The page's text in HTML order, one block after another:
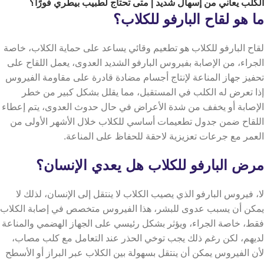
الكلب يعاني من إسهال شديد | متى تحتاج لطبيب بيطري فورًا؟
ما هو لقاح البارفو للكلاب؟
لقاح البارفو للكلاب هو تطعيم وقائي يساعد على حماية الكلاب، خاصة
الجراء، من الإصابة بفيروس البارفو الشديد العدوى، يعمل اللقاح على
تحفيز جهاز المناعة لإنتاج أجسام مضادة قادرة على مقاومة الفيروس
إذا تعرض له الكلب في المستقبل، مما يقلل بشكل كبير من خطر
الإصابة أو يخفف من شدة الأعراض في حال حدوث العدوى، يتم إعطاء
اللقاح ضمن جدول تطعيمات أساسي للكلاب خلال الأشهر الأولى من
العمر مع جرعات تعزيزية لاحقة للحفاظ على المناعة.
مرض البارفو للكلاب هل يعدي الإنسان؟
لا، فيروس البارفو الذي يصيب الكلاب لا ينتقل إلى الإنسان، لذلك لا
يمكن أن يسبب عدوى للبشر، هذا الفيروس متخصص في إصابة الكلاب
فقط، خاصة الجراء، ويؤثر بشكل رئيسي على الجهاز الهضمي والمناعة
لديهم، لكن رغم ذلك يجب توخي الحذر عند التعامل مع كلب مصاب،
لأن الفيروس يمكن أن ينتقل بسهولة بين الكلاب عبر البراز أو الأسطح